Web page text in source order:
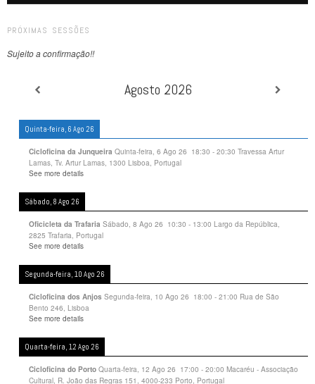
PRÓXIMAS SESSÕES
Sujeito a confirmação!!
Agosto 2026
Quinta-feira, 6 Ago 26
Cicloficina da Junqueira Quinta-feira, 6 Ago 26 18:30 - 20:30 Travessa Artur
Lamas, Tv. Artur Lamas, 1300 Lisboa, Portugal
See more details
Sábado, 8 Ago 26
Oficicleta da Trafaria Sábado, 8 Ago 26 10:30 - 13:00 Largo da República,
2825 Trafaria, Portugal
See more details
Segunda-feira, 10 Ago 26
Cicloficina dos Anjos Segunda-feira, 10 Ago 26 18:00 - 21:00 Rua de São
Bento 246, Lisboa
See more details
Quarta-feira, 12 Ago 26
Cicloficina do Porto Quarta-feira, 12 Ago 26 17:00 - 20:00 Macaréu - Associação
Cultural, R. João das Regras 151, 4000-233 Porto, Portugal